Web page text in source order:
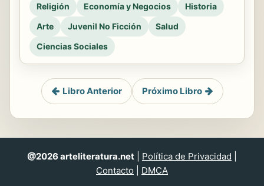
Religión
Economía y Negocios
Historia
Arte
Juvenil No Ficción
Salud
Ciencias Sociales
Libro Anterior Próximo Libro
@2026 arteliteratura.net Política de Privacidad
Contacto
DMCA